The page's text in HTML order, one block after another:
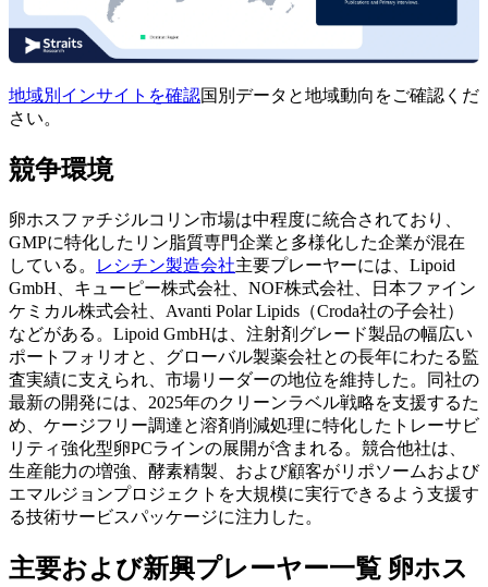
地域別インサイトを確認国別データと地域動向をご確認くだ
さい。
競争環境
卵ホスファチジルコリン市場は中程度に統合されており、
GMPに特化したリン脂質専門企業と多様化した企業が混在
している。
レシチン製造会社主要プレーヤーには、Lipoid
GmbH、キューピー株式会社、NOF株式会社、日本ファイン
ケミカル株式会社、Avanti Polar Lipids（Croda社の子会社）
などがある。Lipoid GmbHは、注射剤グレード製品の幅広い
ポートフォリオと、グローバル製薬会社との長年にわたる監
査実績に支えられ、市場リーダーの地位を維持した。同社の
最新の開発には、2025年のクリーンラベル戦略を支援するた
め、ケージフリー調達と溶剤削減処理に特化したトレーサビ
リティ強化型卵PCラインの展開が含まれる。競合他社は、
生産能力の増強、酵素精製、および顧客がリポソームおよび
エマルジョンプロジェクトを大規模に実行できるよう支援す
る技術サービスパッケージに注力した。
主要および新興プレーヤー一覧 卵ホス